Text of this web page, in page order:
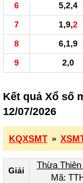
6
5,2,4
7
1,9,2
8
6,1,9
9
2,0
Kết quả Xổ số
12/07/2026
KQXSMT »
Giải
Thừa Thiên
Mã: